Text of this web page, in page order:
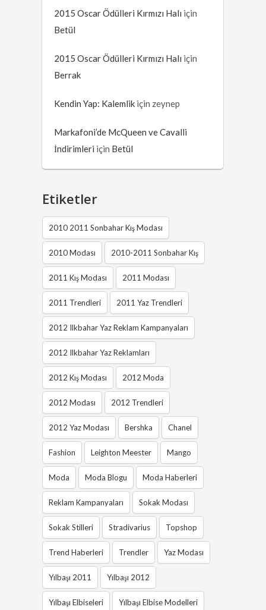
2015 Oscar Ödülleri Kırmızı Halı için
Betül
2015 Oscar Ödülleri Kırmızı Halı için
Berrak
Kendin Yap: Kalemlik için zeynep
Markafoni’de McQueen ve Cavalli
İndirimleri için Betül
Etiketler
2010 2011 Sonbahar Kış Modası
2010 Modası 2010-2011 Sonbahar Kış
2011 Kış Modası 2011 Modası
2011 Trendleri 2011 Yaz Trendleri
2012 Ilkbahar Yaz Reklam Kampanyaları
2012 Ilkbahar Yaz Reklamları
2012 Kış Modası 2012 Moda
2012 Modası 2012 Trendleri
2012 Yaz Modası Bershka Chanel
Fashion Leighton Meester Mango
Moda Moda Blogu Moda Haberleri
Reklam Kampanyaları Sokak Modası
Sokak Stilleri Stradivarius Topshop
Trend Haberleri Trendler Yaz Modası
Yılbaşı 2011 Yılbaşı 2012
Yılbaşı Elbiseleri Yılbaşı Elbise Modelleri